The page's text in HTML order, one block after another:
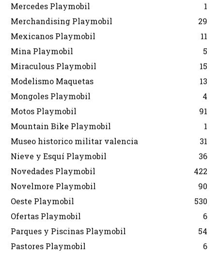
Mercedes Playmobil
1
Merchandising Playmobil
29
Mexicanos Playmobil
11
Mina Playmobil
5
Miraculous Playmobil
15
Modelismo Maquetas
13
Mongoles Playmobil
4
Motos Playmobil
91
Mountain Bike Playmobil
1
Museo historico militar valencia
31
Nieve y Esquí Playmobil
36
Novedades Playmobil
422
Novelmore Playmobil
90
Oeste Playmobil
530
Ofertas Playmobil
6
Parques y Piscinas Playmobil
54
Pastores Playmobil
6